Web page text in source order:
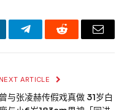
TelegramReddit Email
NEXT ARTICLE
曾与张凌赫传假戏真做 31岁白